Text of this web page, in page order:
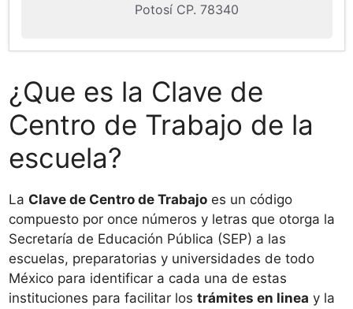
Potosí CP. 78340
¿Que es la Clave de
Centro de Trabajo de la
escuela?
La Clave de Centro de Trabajo es un código
compuesto por once números y letras que otorga la
Secretaría de Educación Pública (SEP) a las
escuelas, preparatorias y universidades de todo
México para identificar a cada una de estas
instituciones para facilitar los trámites en linea y la